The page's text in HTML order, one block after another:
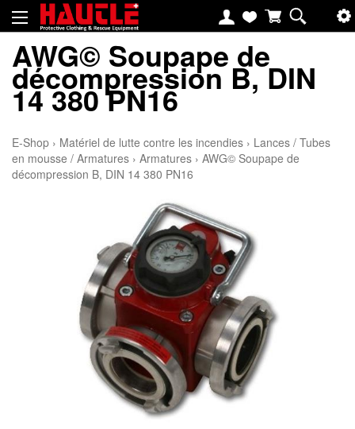
AWG© Soupape de
décompression B, DIN
14 380 PN16
E-Shop › Matériel de lutte contre les incendies › Lances / Tubes
en mousse / Armatures › Armatures › AWG© Soupape de
décompression B, DIN 14 380 PN16